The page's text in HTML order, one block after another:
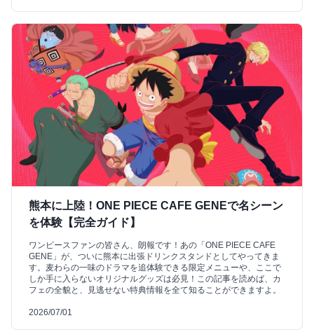
熊本に上陸！ONE PIECE CAFE GENEで名シーン
を体験【完全ガイド】
ワンピースファンの皆さん、朗報です！あの「ONE PIECE CAFE
GENE」が、ついに熊本に出張ドリンクスタンドとしてやってきま
す。麦わらの一味のドラマを追体験できる限定メニューや、ここで
しか手に入らないオリジナルグッズは必見！この記事を読めば、カ
フェの全貌と、見逃せない特典情報を全て知ることができますよ。
2026/07/01